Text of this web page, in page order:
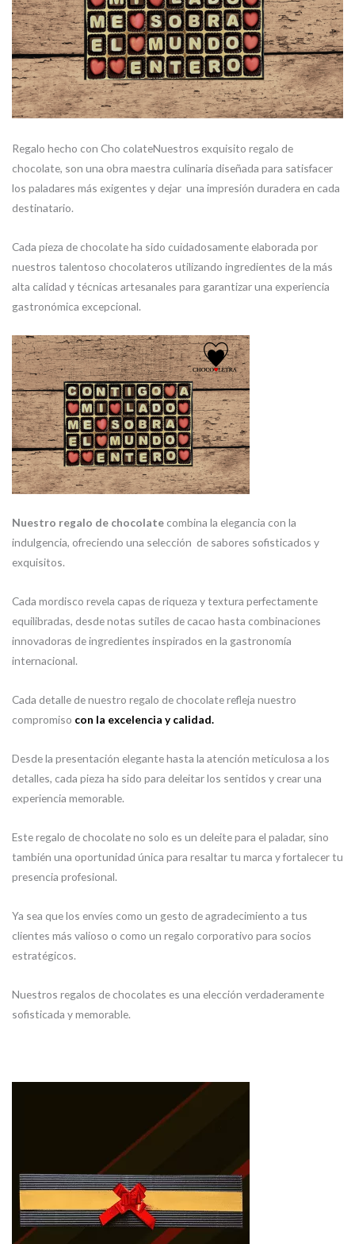
Regalo hecho con Cho colateNuestros exquisito regalo de
chocolate, son una obra maestra culinaria diseñada para satisfacer
los paladares más exigentes y dejar una impresión duradera en cada
destinatario.
Cada pieza de chocolate ha sido cuidadosamente elaborada por
nuestros talentoso chocolateros utilizando ingredientes de la más
alta calidad y técnicas artesanales para garantizar una experiencia
gastronómica excepcional.
Nuestro regalo de chocolate combina la elegancia con la
indulgencia, ofreciendo una selección de sabores sofisticados y
exquisitos.
Cada mordisco revela capas de riqueza y textura perfectamente
equilibradas, desde notas sutiles de cacao hasta combinaciones
innovadoras de ingredientes inspirados en la gastronomía
internacional.
Cada detalle de nuestro regalo de chocolate refleja nuestro
compromiso con la excelencia y calidad.
Desde la presentación elegante hasta la atención meticulosa a los
detalles, cada pieza ha sido para deleitar los sentidos y crear una
experiencia memorable.
Este regalo de chocolate no solo es un deleite para el paladar, sino
también una oportunidad única para resaltar tu marca y fortalecer tu
presencia profesional.
Ya sea que los envíes como un gesto de agradecimiento a tus
clientes más valioso o como un regalo corporativo para socios
estratégicos.
Nuestros regalos de chocolates es una elección verdaderamente
sofisticada y memorable.